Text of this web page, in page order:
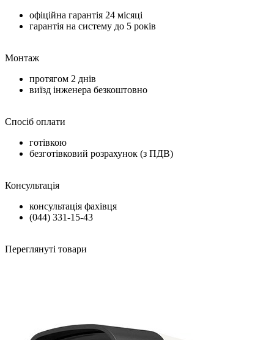
офіційна гарантія 24 місяці
гарантія на систему до 5 років
Монтаж
протягом 2 днів
виїзд інженера безкоштовно
Спосіб оплати
готівкою
безготівковий розрахунок (з ПДВ)
Консультація
консультація фахівця
(044) 331-15-43
Переглянуті товари